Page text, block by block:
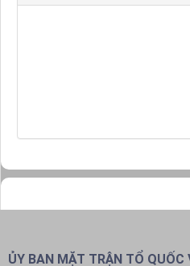
ỦY BAN MẶT TRẬN TỔ